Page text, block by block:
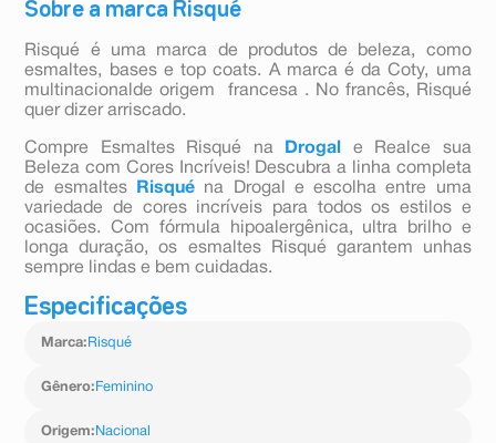
Sobre a marca Risqué
Risqué é uma marca de produtos de beleza, como
esmaltes, bases e top coats. A marca é da Coty, uma
multinacionalde origem francesa . No francês, Risqué
quer dizer arriscado.
Compre Esmaltes Risqué na Drogal
e Realce sua
Beleza com Cores Incríveis! Descubra a linha completa
de esmaltes
Risqué
na Drogal e escolha entre uma
variedade de cores incríveis para todos os estilos e
ocasiões. Com fórmula hipoalergênica, ultra brilho e
longa duração, os esmaltes Risqué garantem unhas
sempre lindas e bem cuidadas.
Especificações
Marca: Risqué
Gênero: Feminino
Origem: Nacional